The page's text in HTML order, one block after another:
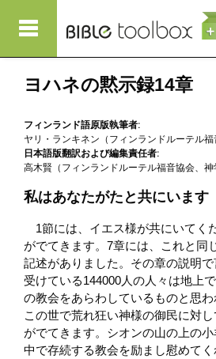
ヨハネの黙示録14章
フィンランド語原版執筆者:
ヤリ・ランキネン（フィンランドルーテル福
日本語版翻訳および編集責任者:
高木賢（フィンランドルーテル福音協会、神
私はあなたがたと共にいま
1節には、イエス様が共にいてく
がでてきます。7章には、これと同
記述がありました。その章の説明
受けている144000人の人々は地上
の教会をあらわしているものと思わ
この世で荒れ狂い神様の御民に対
がでてきます。シオンの山の上の
中で存続する教会を励まし慰めて